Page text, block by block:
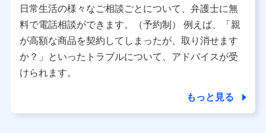
当社または株式会社NTTドコモ・フィナンシャルグルー
プがサービス提供等を通じて取得した、以下の情報など
の個人データ
基本情報
氏名、電話番号、メールアドレス、お客さまの識別子、属
性、連絡先、dポイントサービスのご利用に関する情報。例
所、dポイント残高、dポイント利用履歴などが含まれます。
利用情報
日常生活の様々なご相談ごとについて、弁護士に無
料で電話相談ができます。（予約制） 例えば、「親
が高額な商品を契約してしまったが、取り消せます
か？」といったトラブルについて、アドバイスが受
けられます。
もっと見る